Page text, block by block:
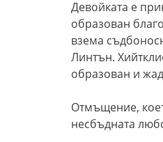
Девойката е
образован
взема
Линтън.
образован и
Отмъщение,
несбъдната